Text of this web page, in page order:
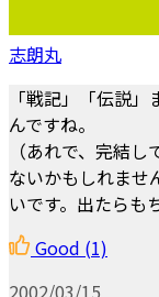
志朗丸
「戦記」「伝説
んですね。
（あれで、完結
ないかもしれませ
いです。出たらも
Good (1)
2002/03/15